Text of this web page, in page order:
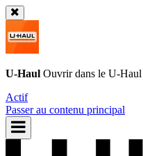
U-Haul Ouvrir dans le U-Haul
Actif
Passer au contenu principal